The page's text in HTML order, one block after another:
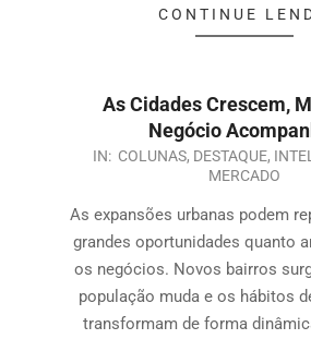
CONTINUE
As Cidades Crescem,
Negócio
IN: COLUNAS, DESTAQUE,
MERCADO
As expansões urbanas podem
grandes oportunidades quanto
os negócios. Novos bairros
população muda e os hábitos
transformam de forma